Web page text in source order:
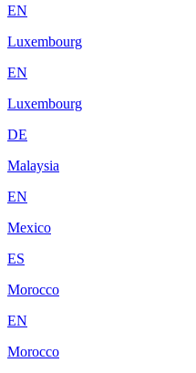
EN
Luxembourg
EN
Luxembourg
DE
Malaysia
EN
Mexico
ES
Morocco
EN
Morocco